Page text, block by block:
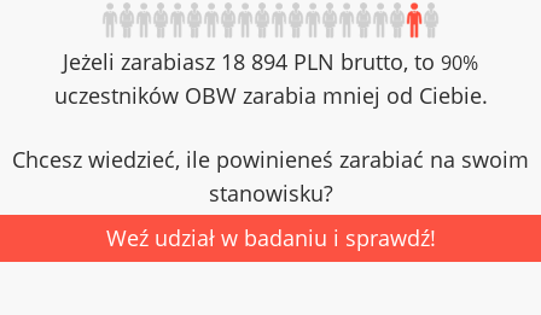
Jeżeli zarabiasz 18 894 PLN brutto, to 90%
uczestników OBW zarabia mniej od Ciebie.
Chcesz wiedzieć, ile powinieneś zarabiać na swoim
stanowisku?
Weź udział w badaniu i sprawdź!